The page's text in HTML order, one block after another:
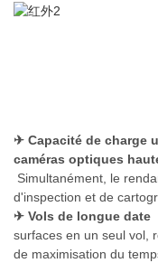
✈ Capacité de charge
caméras optiques
Simultanément, le
d'inspection et de
✈ Vols de longue date
surfaces en un seul vol,
de maximisation du